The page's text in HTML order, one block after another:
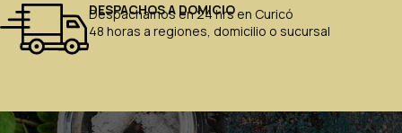
DESPACHOS A DOMICIO
Despachamos en 24 hrs en Curicó
48 horas a regiones, domicilio o sucursal